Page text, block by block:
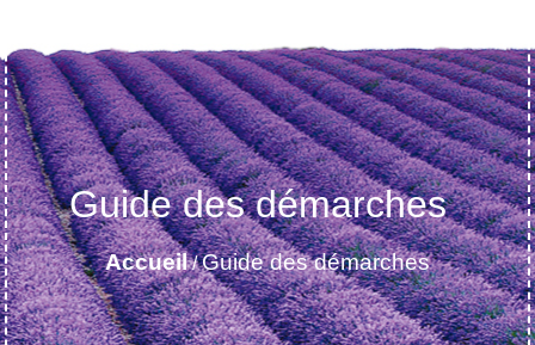
Guide des démarches
Accueil/Guide des démarches